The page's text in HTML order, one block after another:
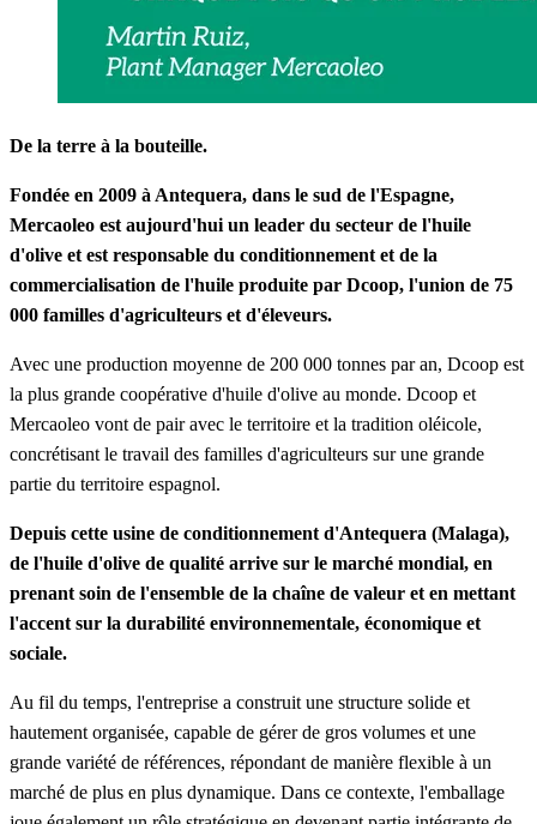
De la terre à la bouteille.
Fondée en 2009 à Antequera, dans le sud de l'Espagne,
Mercaoleo est aujourd'hui un leader du secteur de l'huile
d'olive et est responsable du conditionnement et de la
commercialisation de l'huile produite par Dcoop, l'union de 75
000 familles d'agriculteurs et d'éleveurs.
Avec une production moyenne de 200 000 tonnes par an, Dcoop est
la plus grande coopérative d'huile d'olive au monde. Dcoop et
Mercaoleo vont de pair avec le territoire et la tradition oléicole,
concrétisant le travail des familles d'agriculteurs sur une grande
partie du territoire espagnol.
Depuis cette usine de conditionnement d'Antequera (Malaga),
de l'huile d'olive de qualité arrive sur le marché mondial, en
prenant soin de l'ensemble de la chaîne de valeur et en mettant
l'accent sur la durabilité environnementale, économique et
sociale.
Au fil du temps, l'entreprise a construit une structure solide et
hautement organisée, capable de gérer de gros volumes et une
grande variété de références, répondant de manière flexible à un
marché de plus en plus dynamique. Dans ce contexte, l'emballage